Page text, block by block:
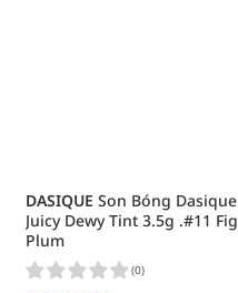
DASIQUE Son Bóng Dasique
Juicy Dewy Tint 3.5g .#11 Fig
Plum
(0)